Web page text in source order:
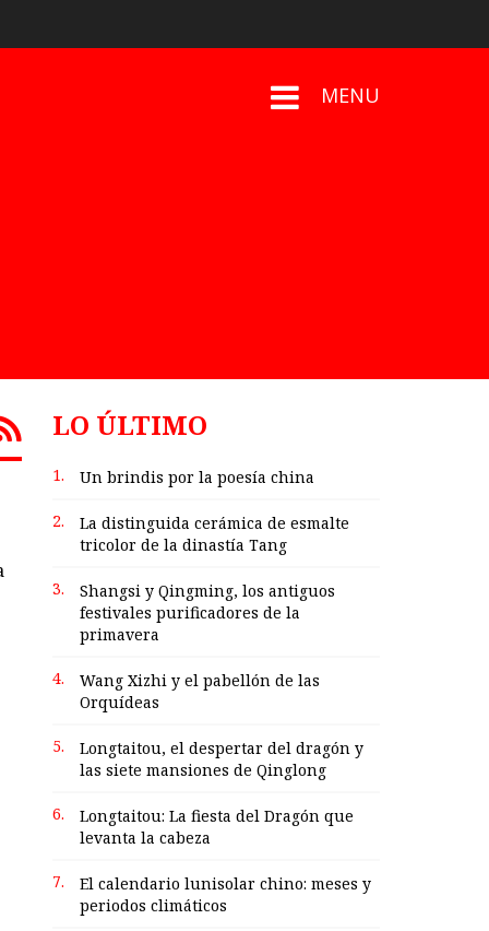
MENU
LO ÚLTIMO
1. Un brindis por la poesía china
2.
La distinguida cerámica de esmalte
tricolor de la dinastía Tang
3.
Shangsi y Qingming, los antiguos
festivales purificadores de la
primavera
4.
Wang Xizhi y el pabellón de las
Orquídeas
5.
Longtaitou, el despertar del dragón y
las siete mansiones de Qinglong
6.
Longtaitou: La fiesta del Dragón que
levanta la cabeza
7.
El calendario lunisolar chino: meses y
periodos climáticos